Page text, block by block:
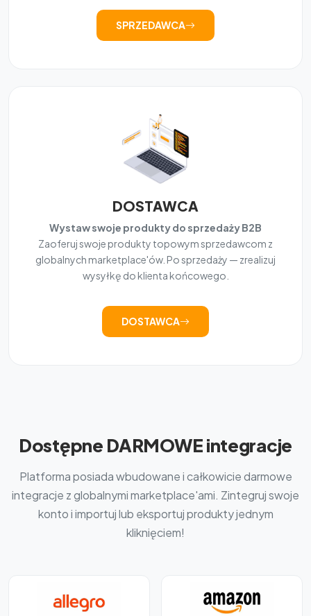
SPRZEDAWCA
DOSTAWCA
Wystaw swoje produkty do sprzedaży B2B
Zaoferuj swoje produkty topowym sprzedawcom z
globalnych marketplace'ów. Po sprzedaży — zrealizuj
wysyłkę do klienta końcowego.
DOSTAWCA
Dostępne DARMOWE integracje
Platforma posiada wbudowane i całkowicie darmowe
integracje z globalnymi marketplace'ami. Zintegruj swoje
konto i importuj lub eksportuj produkty jednym
kliknięciem!